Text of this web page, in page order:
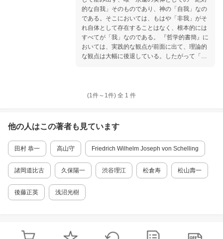
的な自我」そのものであり、神の「自我」なの
である。そこにおいては、もはや「非我」がそ
れ自体として存在することはなく、根本的には
すべてが「我」なのである。 『哲学的書簡』に
おいては、実践的な観点が前面に出て、理論的
な観点は大幅に後退している。したがって「知
う実践的な了解である。（中略）若きシェリン
本著作のおもしろさ、魅力だろう。 （解説より
抜粋） 凡 例 自我哲学 哲学の原理としての
自我について(一七九五年)…田村恭一 訳 独断
主義と批判主義に関する哲学的書簡(一七九五ー
名索引 事項索引
(1件～ 1件) 全 1 件
他の人はこの著者も見ています
田村 恭一 高山守 Friedrich Wilhelm Joseph von Schelling
諸岡道比古 久保陽一 渋谷理江 松倉寿 松山壽一
後藤正英 浅沼光樹